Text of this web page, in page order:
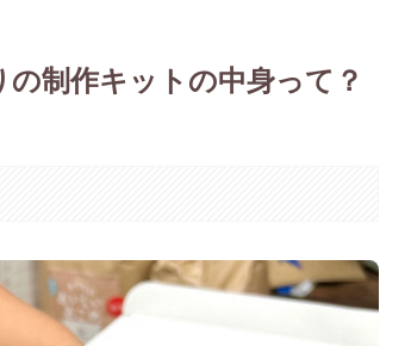
制作キットの中身って？